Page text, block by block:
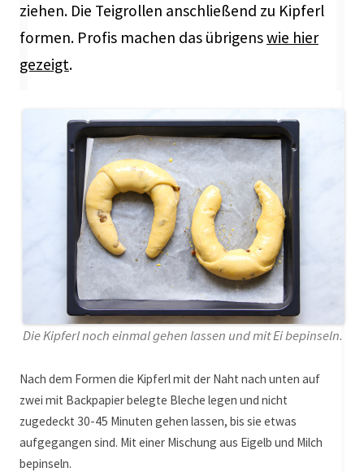
ziehen. Die Teigrollen anschließend zu Kipferl
formen. Profis machen das übrigenswie hier
gezeigt.
Die Kipferl noch einmal gehen lassen und mit Ei bepinseln.
Nach dem Formen die Kipferl mit der Naht nach unten auf
zwei mit Backpapier belegte Bleche legen und nicht
zugedeckt 30-45 Minuten gehen lassen, bis sie etwas
aufgegangen sind. Mit einer Mischung aus Eigelb und Milch
bepinseln.